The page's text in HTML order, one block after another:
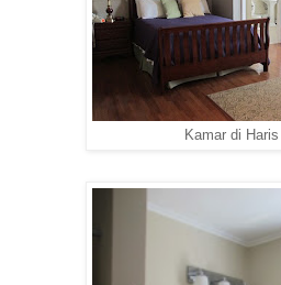
Kamar di Haris